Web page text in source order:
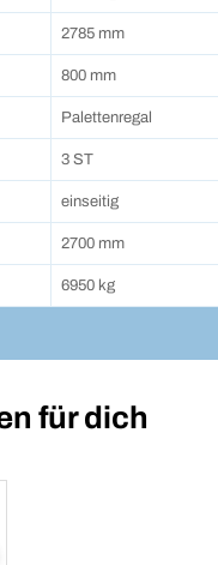
2785 mm
800 mm
Palettenregal
3 ST
einseitig
2700 mm
6950 kg
für dich